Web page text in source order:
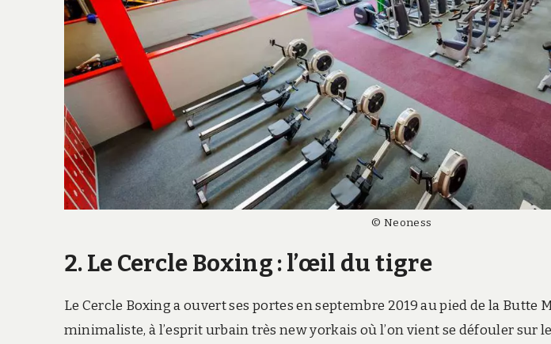
© Neoness
2. Le Cercle Boxing : l’œil du tigre
Le Cercle Boxing a ouvert ses portes en septembre 2019 au pied de la Butte
minimaliste, à l’esprit urbain très new yorkais où l’on vient se défouler sur